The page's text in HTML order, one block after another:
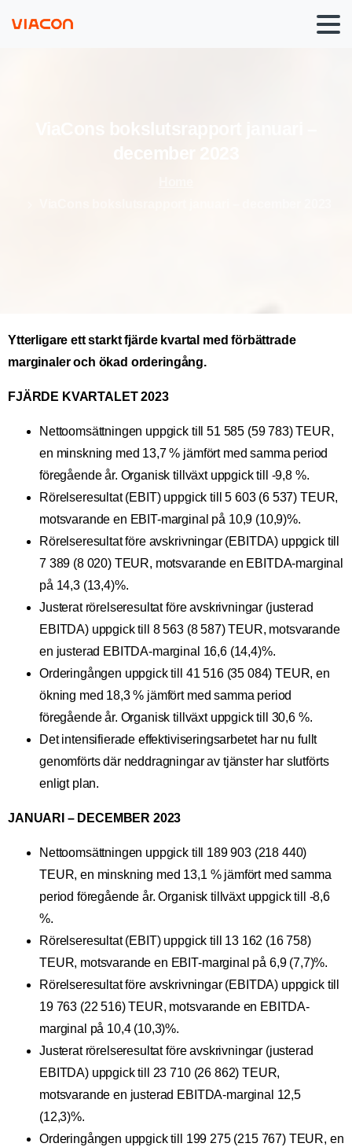
Ytterligare ett starkt fjärde kvartal med förbättrade
marginaler och ökad orderingång.
FJÄRDE KVARTALET 2023
Nettoomsättningen uppgick till 51 585 (59 783) TEUR,
en minskning med 13,7 % jämfört med samma period
föregående år. Organisk tillväxt uppgick till -9,8 %.
Rörelseresultat (EBIT) uppgick till 5 603 (6 537) TEUR,
motsvarande en EBIT-marginal på 10,9 (10,9)%.
Rörelseresultat före avskrivningar (EBITDA) uppgick till
7 389 (8 020) TEUR, motsvarande en EBITDA-marginal
på 14,3 (13,4)%.
Justerat rörelseresultat före avskrivningar (justerad
EBITDA) uppgick till 8 563 (8 587) TEUR, motsvarande
en justerad EBITDA-marginal 16,6 (14,4)%.
Orderingången uppgick till 41 516 (35 084) TEUR, en
ökning med 18,3 % jämfört med samma period
föregående år. Organisk tillväxt uppgick till 30,6 %.
Det intensifierade effektiviseringsarbetet har nu fullt
genomförts där neddragningar av tjänster har slutförts
enligt plan.
JANUARI – DECEMBER 2023
Nettoomsättningen uppgick till 189 903 (218 440)
TEUR, en minskning med 13,1 % jämfört med samma
period föregående år. Organisk tillväxt uppgick till -8,6
%.
Rörelseresultat (EBIT) uppgick till 13 162 (16 758)
TEUR, motsvarande en EBIT-marginal på 6,9 (7,7)%.
Rörelseresultat före avskrivningar (EBITDA) uppgick till
19 763 (22 516) TEUR, motsvarande en EBITDA-
marginal på 10,4 (10,3)%.
Justerat rörelseresultat före avskrivningar (justerad
EBITDA) uppgick till 23 710 (26 862) TEUR,
motsvarande en justerad EBITDA-marginal 12,5
(12,3)%.
Orderingången uppgick till 199 275 (215 767) TEUR, en